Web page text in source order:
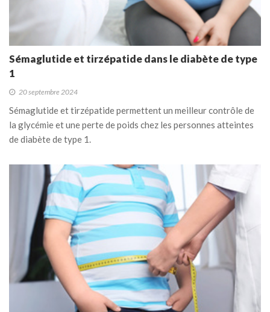
Sémaglutide et tirzépatide dans le diabète de type
1
20 septembre 2024
Sémaglutide et tirzépatide permettent un meilleur contrôle de
la glycémie et une perte de poids chez les personnes atteintes
de diabète de type 1.